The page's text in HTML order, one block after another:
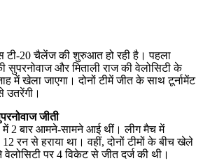
टी-20 चैलेंज की शुरुआत हो रही है। पहला
सुपरनोवाज और मिताली राज की वेलोसिटी के
में खेला जाएगा। दोनों टीमें जीत के साथ टूर्नामेंट
जीती
में 2 बार आमने-सामने आई थीं। लीग मैच में
रन से हराया था। वहीं, दोनों टीमों के बीच खेले
पर 4 विकेट से जीत दर्ज की थी।